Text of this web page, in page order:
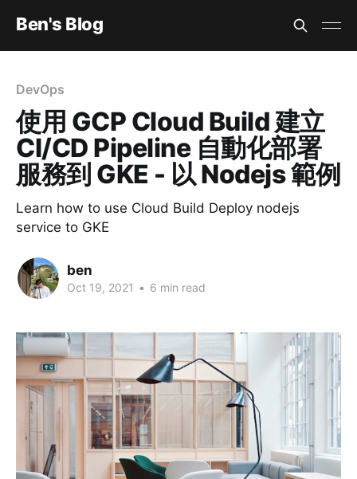
Ben's Blog
DevOps
使用 GCP Cloud Build 建立
CI/CD Pipeline 自動化部署
服務到 GKE - 以 Nodejs 範例
Learn how to use Cloud Build Deploy nodejs
service to GKE
ben
Oct 19, 2021 • 6 min read